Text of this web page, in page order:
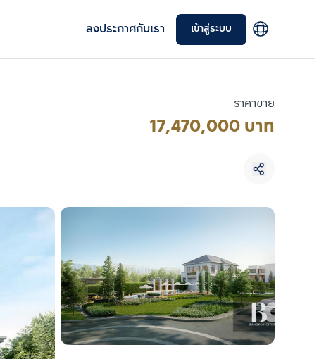
ลงประกาศกับเรา เข้าสู่ระบบ
ราคาขาย
17,470,000 บาท
เลือกยูนิตเพื่อเปรียบเทียบ
ลบทั้งหมด